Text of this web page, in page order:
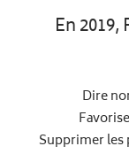
En
Dire
Supprimer les